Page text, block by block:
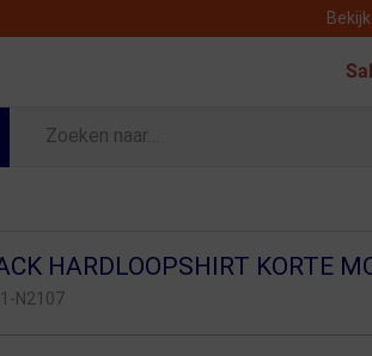
HARDLOOPSHIRT KORTE
N2107